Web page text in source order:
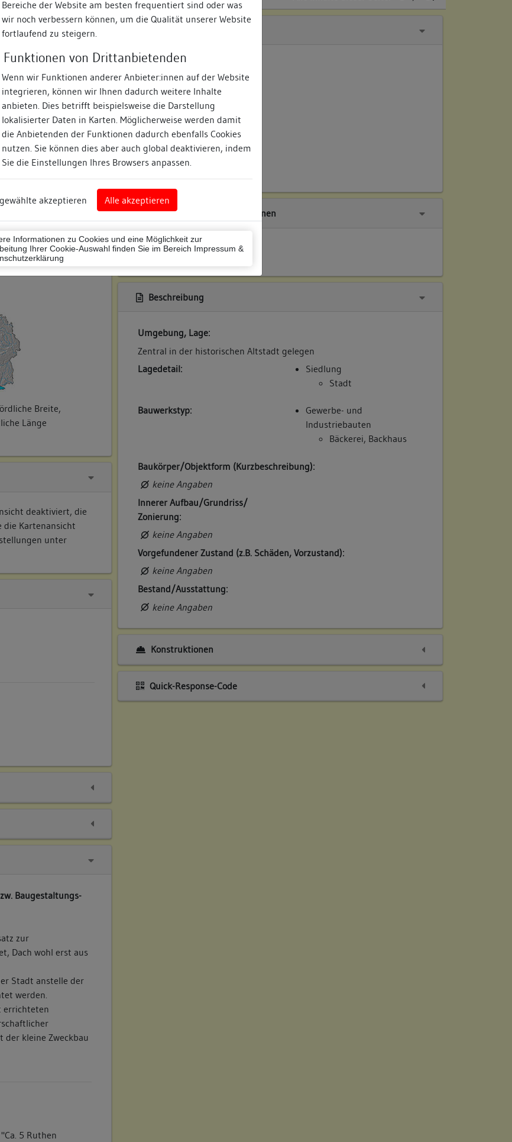
Bereiche der Website am besten frequentiert sind oder was
wir noch verbessern können, um die Qualität unserer Website
fortlaufend zu steigern.
Funktionen von Drittanbietenden
Wenn wir Funktionen anderer Anbieter:innen auf der Website
integrieren, können wir Ihnen dadurch weitere Inhalte
anbieten. Dies betrifft beispielsweise die Darstellung
lokalisierter Daten in Karten. Möglicherweise werden damit
die Anbietenden der Funktionen dadurch ebenfalls Cookies
nutzen. Sie können dies aber auch global deaktivieren, indem
Sie die Einstellungen Ihres Browsers anpassen.
akzeptieren Alle akzeptieren
Informationen zu Cookies und eine Möglichkeit zur
Ihrer Cookie-Auswahl finden Sie im Bereich Impressum &
(Landkreis)
Breite,
Länge
deaktiviert, die
die Kartenansicht
unter
Baugestaltungs-
zur
Dach wohl erst aus
Stadt anstelle der
werden.
errichteten
der kleine Zweckbau
5 Ruthen
Zugeordnete Dokumentationen
Besigheimer Häuserbuch
Beschreibung
Umgebung, Lage:
Zentral in der historischen Altstadt gelegen
Lagedetail:
Siedlung
Stadt
Bauwerkstyp:
Gewerbe- und
Industriebauten
Bäckerei, Backhaus
Baukörper/Objektform (Kurzbeschreibung):
keine Angaben
Innerer Aufbau/Grundriss/
Zonierung:
keine Angaben
Vorgefundener Zustand (z.B. Schäden, Vorzustand):
keine Angaben
Bestand/Ausstattung:
keine Angaben
Konstruktionen
Quick-Response-Code